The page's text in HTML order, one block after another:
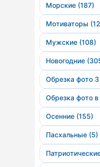
Морские (187)
Мотиваторы
Мужские (108)
Новогодние
Обрезка фото
Обрезка фото в
Осенние (155)
Пасхальные (5)